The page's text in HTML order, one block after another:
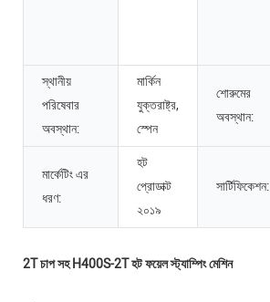
স্থানীয়
পরিষেবার
অবস্থান:
মার্কিন
যুক্তরাষ্ট্র,
স্পেন
শোরুমের
অবস্থান:
মার্কেটিং এর
ধরণ:
হট
প্রোডাক্ট
২০১৯
সার্টিফিকেশন:
2T চাপ সহ H400S-2T হট ফয়েল স্ট্যাম্পিং মেশিন